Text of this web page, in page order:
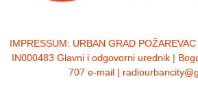
IMPRESSUM: URBAN GRAD
IN000483 Glavni i odgovorni urednik |
707 e-mail |